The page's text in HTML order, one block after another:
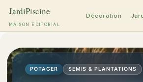
MAISON ÉDITORIAL
Décoration
contenu
POTAGER SEMIS & PLANTATIONS